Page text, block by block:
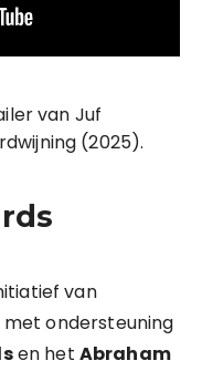
van Juf
(2025).
van
met ondersteuning
en het Abraham